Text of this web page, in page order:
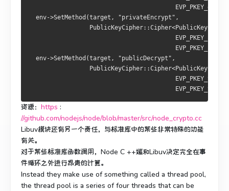
  env->SetMethod(target, "privateEncrypt",
  env->SetMethod(target, "publicDecrypt",
资源： https :
//github.com/nodejs/node/blob/master/src/node_crypto.cc
Libuv模块还有另一个责任，与标准库中的某些非常特殊的功能
有关。
对于某些标准库函数调用，Node C ++端和Libuv决定完全在事
件循环之外进行昂贵的计算。
Instead they make use of something called a thread pool,
the thread pool is a series of four threads that can be